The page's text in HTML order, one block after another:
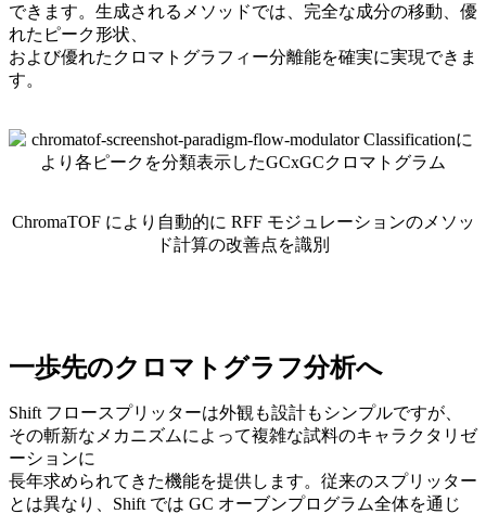
できます。生成されるメソッドでは、完全な成分の移動、優
れたピーク形状、
および優れたクロマトグラフィー分離能を確実に実現できま
す。
ChromaTOF により自動的に RFF モジュレーションのメソッ
ド計算の改善点を識別
一歩先のクロマトグラフ分析へ
Shift フロースプリッターは外観も設計もシンプルですが、
その斬新なメカニズムによって複雑な試料のキャラクタリゼ
ーションに
長年求められてきた機能を提供します。従来のスプリッター
とは異なり、Shift では GC オーブンプログラム全体を通じ